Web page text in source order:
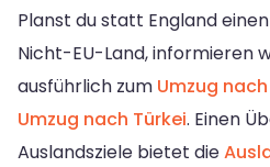
Planst du statt England
Nicht-EU-Land, informieren
ausführlich zum Umzug
Umzug nach Türkei. Einen
Auslandsziele bietet die